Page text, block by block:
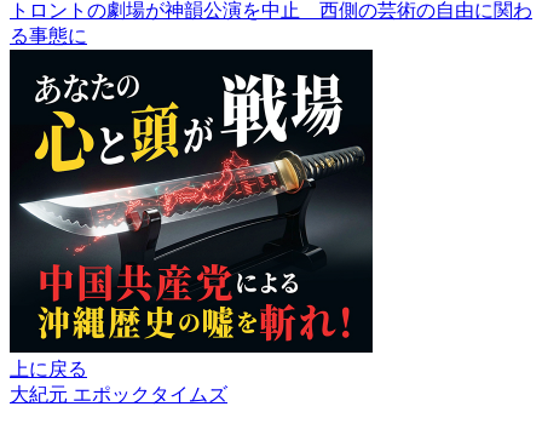
トロントの劇場が神韻公演を中止 西側の芸術の自由に関わ
る事態に
上に戻る
大紀元 エポックタイムズ